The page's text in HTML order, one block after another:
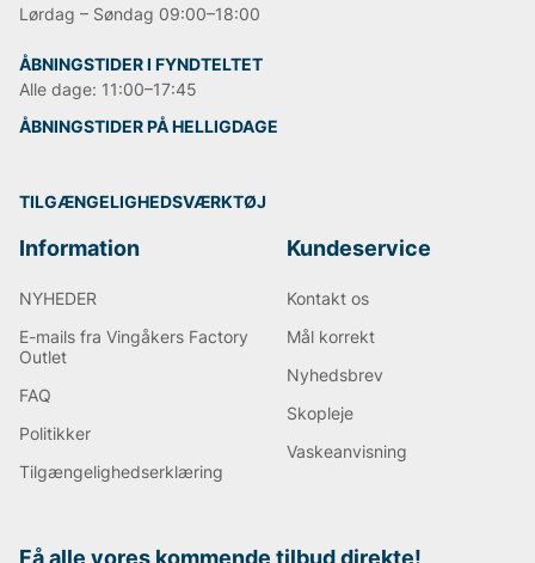
Lørdag – Søndag 09:00–18:00
ÅBNINGSTIDER I FYNDTELTET
Alle dage: 11:00–17:45
ÅBNINGSTIDER PÅ HELLIGDAGE
TILGÆNGELIGHEDSVÆRKTØJ
Information
NYHEDER
E-mails fra Vingåkers Factory
Outlet
FAQ
Politikker
Tilgængelighedserklæring
Kundeservice
Kontakt os
Mål korrekt
Nyhedsbrev
Skopleje
Vaskeanvisning
Få alle vores kommende tilbud direkte!